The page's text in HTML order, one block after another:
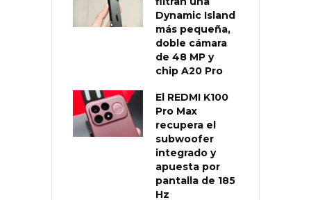
Dynamic Island
más pequeña,
doble cámara
de 48 MP y
chip A20 Pro
El REDMI K100
Pro Max
recupera el
subwoofer
integrado y
apuesta por
pantalla de 185
Hz